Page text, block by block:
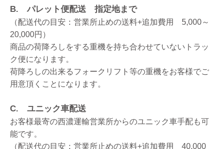
B. パレット便配送 指定地まで
（配送代の目安：営業所止めの送料+追加費用 5,000～
20,000円）
商品の荷降ろしをする重機を持ち合わせていないトラッ
ク便になります。
荷降ろしの出来るフォークリフト等の重機をお客様でご
用意頂くことになります。
C. ユニック車配送
お客様最寄の西濃運輸営業所からのユニック車手配も可
能です。
（配送代の目安：営業所止めの送料+追加費用 40,000